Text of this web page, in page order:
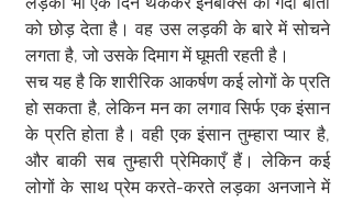
को छोड़ देता है। वह उस लड़की के बारे में सोचने
लगता है, जो उसके दिमाग में घूमती रहती है।
सच यह है कि शारीरिक आकर्षण कई लोगों के प्रति
हो सकता है, लेकिन मन का लगाव सिर्फ एक इंसान
के प्रति होता है। वही एक इंसान तुम्हारा प्यार है,
और बाकी सब तुम्हारी प्रेमिकाएँ हैं। लेकिन कई
लोगों के साथ प्रेम करते-करते लड़का अनजाने में